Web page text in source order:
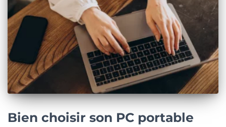
Bien choisir son PC portable